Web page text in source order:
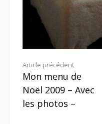
Lire
la
suite
Article précédent
Mon menu de
Noël 2009 – Avec
les photos –